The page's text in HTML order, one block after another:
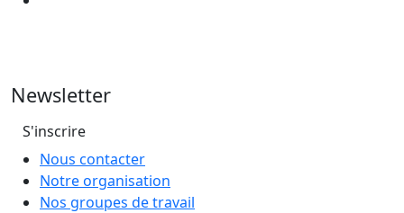
Newsletter
S'inscrire
Nous contacter
Notre organisation
Nos groupes de travail